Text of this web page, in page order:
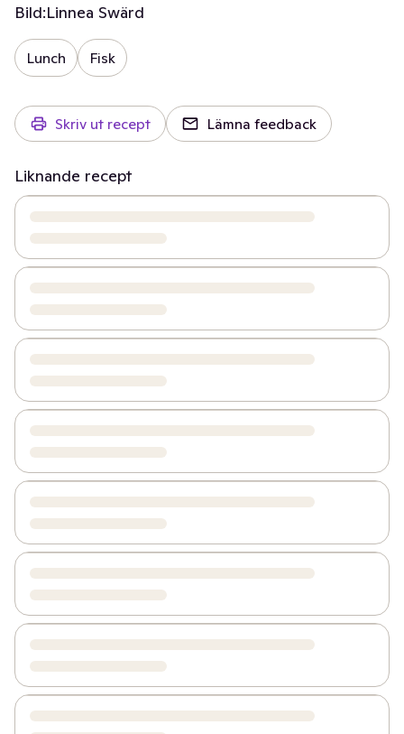
Bild:Linnea Swärd
Lunch Fisk
Skriv ut recept Lämna feedback
Liknande recept